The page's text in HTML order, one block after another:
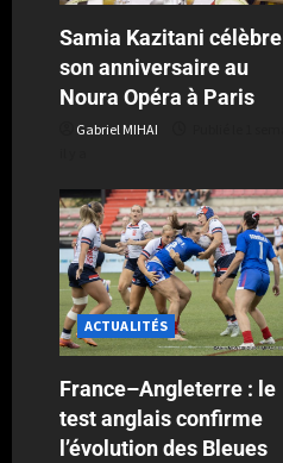
Samia Kazitani célèbre
son anniversaire au
Noura Opéra à Paris
Gabriel MIHAI
ACTUALITÉS
France–Angleterre : le
test anglais confirme
l’évolution des Bleues